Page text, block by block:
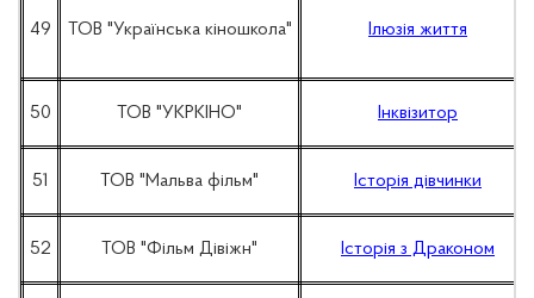
49 ТОВ "Українська кіношкола" Ілюзія життя
50 ТОВ "УКРКІНО" Інквізитор
51 ТОВ "Мальва фільм" Історія дівчинки
52 ТОВ "Фільм Дівіжн" Історія з Драконом